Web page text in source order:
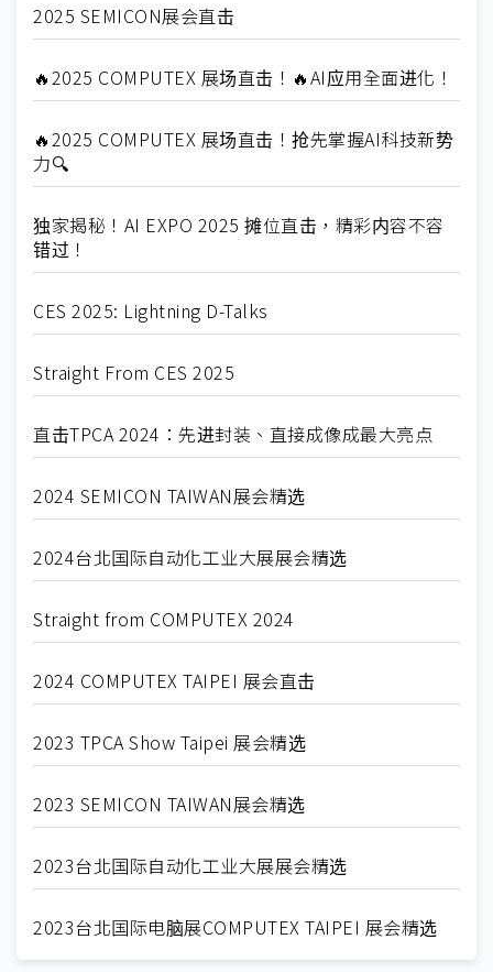
2025 SEMICON展会直击
🔥2025 COMPUTEX 展场直击！🔥AI应用全面进化！
🔥2025 COMPUTEX 展场直击！抢先掌握AI科技新势
力🔍
独家揭秘！AI EXPO 2025 摊位直击，精彩内容不容
错过！
CES 2025: Lightning D-Talks
Straight From CES 2025
直击TPCA 2024：先进封装、直接成像成最大亮点
2024 SEMICON TAIWAN展会精选
2024台北国际自动化工业大展展会精选
Straight from COMPUTEX 2024
2024 COMPUTEX TAIPEI 展会直击
2023 TPCA Show Taipei 展会精选
2023 SEMICON TAIWAN展会精选
2023台北国际自动化工业大展展会精选
2023台北国际电脑展COMPUTEX TAIPEI 展会精选